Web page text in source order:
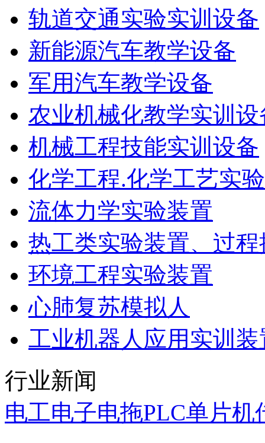
轨道交通实验实训设备
新能源汽车教学设备
军用汽车教学设备
农业机械化教学实训设
机械工程技能实训设备
化学工程.化学工艺实
流体力学实验装置
热工类实验装置、过
环境工程实验装置
心肺复苏模拟人
工业机器人应用实训装
行业新闻
电工电子电拖PLC单片